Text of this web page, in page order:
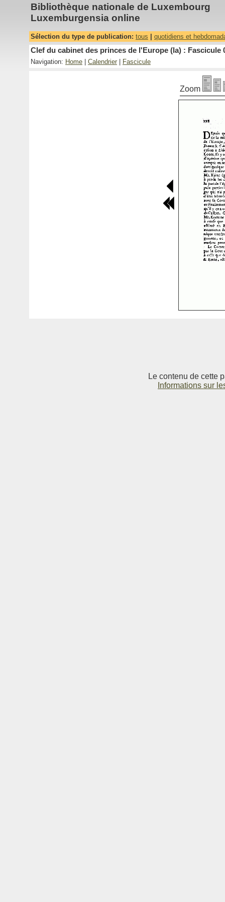
Bibliothèque nationale de Luxembourg
Luxemburgensia online
Sélection du type de publication: tous quotidiens et
Clef du cabinet des princes de l'Europe (la) : Fascicule
Navigation: Home Calendrier Fascicule
Zoom
Le contenu de cette
Informations sur